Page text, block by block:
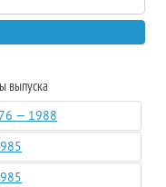
выпуска
— 1988